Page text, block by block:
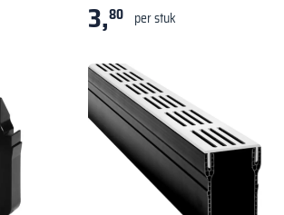
3,80 per stuk